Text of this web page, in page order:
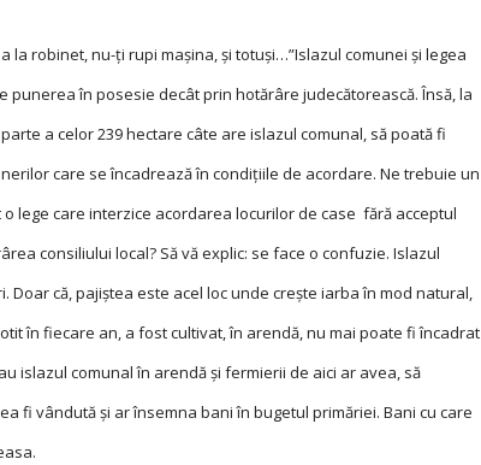
la robinet, nu-ţi rupi mașina, și totuși…”Islazul comunei și legea
punerea în posesie decât prin hotărâre judecătorească. Însă, la
a celor 239 hectare câte are islazul comunal, să poată fi
care se încadrează în condiţiile de acordare. Ne trebuie un
lege care interzice acordarea locurilor de case fără acceptul
consiliului local? Să vă explic: se face o confuzie. Islazul
că, pajiștea este acel loc unde crește iarba în mod natural,
în fiecare an, a fost cultivat, în arendă, nu mai poate fi încadrat
islazul comunal în arendă și fermierii de aici ar avea, să
fi vândută și ar însemna bani în bugetul primăriei. Bani cu care